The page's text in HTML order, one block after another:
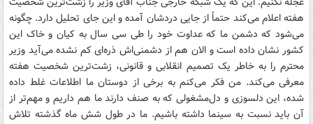
هفته اعلام می‌کند حتماً از جایی دردشان آمده و این جای تحلیل دارد. چگونه
می‌شود که دشمن ما که عداوت خود را طی ‌سی سال به کیان و خاک این
کشور نشان داده است و الان هم از دشمنی‌اش ذره‌ای کم نشده می‌آید وزیر
محترم را به خاطر یک تصمیم انقلابی و قانونی، زشت‌ترین شخصیت هفته
معرفی می‌کند. من فکر می‌کنم به برخی از دوستان ما اطلاعات غلط ‌داده
شده، این دلسوزی و دل‌مشغولی که به صنف دارند ما هم داریم و مهم‌تر از
آن باید نسبت به سینما داشته باشیم. ما در طول شش ماه گذشته تلاش